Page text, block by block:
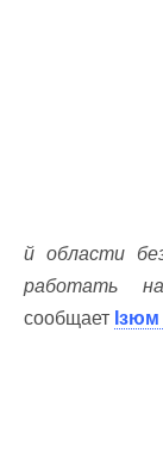
й области
работать
сообщает